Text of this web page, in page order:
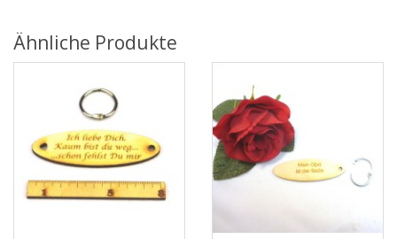
Ähnliche Produkte